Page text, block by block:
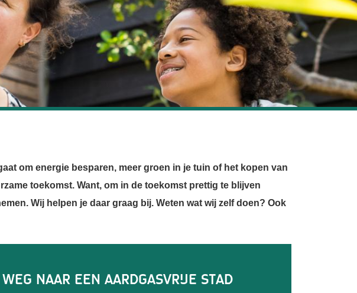
om energie besparen, meer groen in je tuin of het kopen van
toekomst. Want, om in de toekomst prettig te blijven
Wij helpen je daar graag bij. Weten wat wij zelf doen? Ook
Verduursamen
weg naar een aardgasvrije stad
je in voor de nieuwsbrief
Eindhoven - Helmond